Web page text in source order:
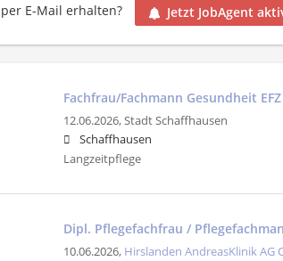
E-Mail erhalten? Jetzt JobAgent
Fachfrau/Fachmann Gesundheit
12.06.2026,Stadt Schaffhausen
Schaffhausen
Langzeitpflege
Dipl. Pflegefachfrau /
10.06.2026, Hirslanden AndreasKlinik AG